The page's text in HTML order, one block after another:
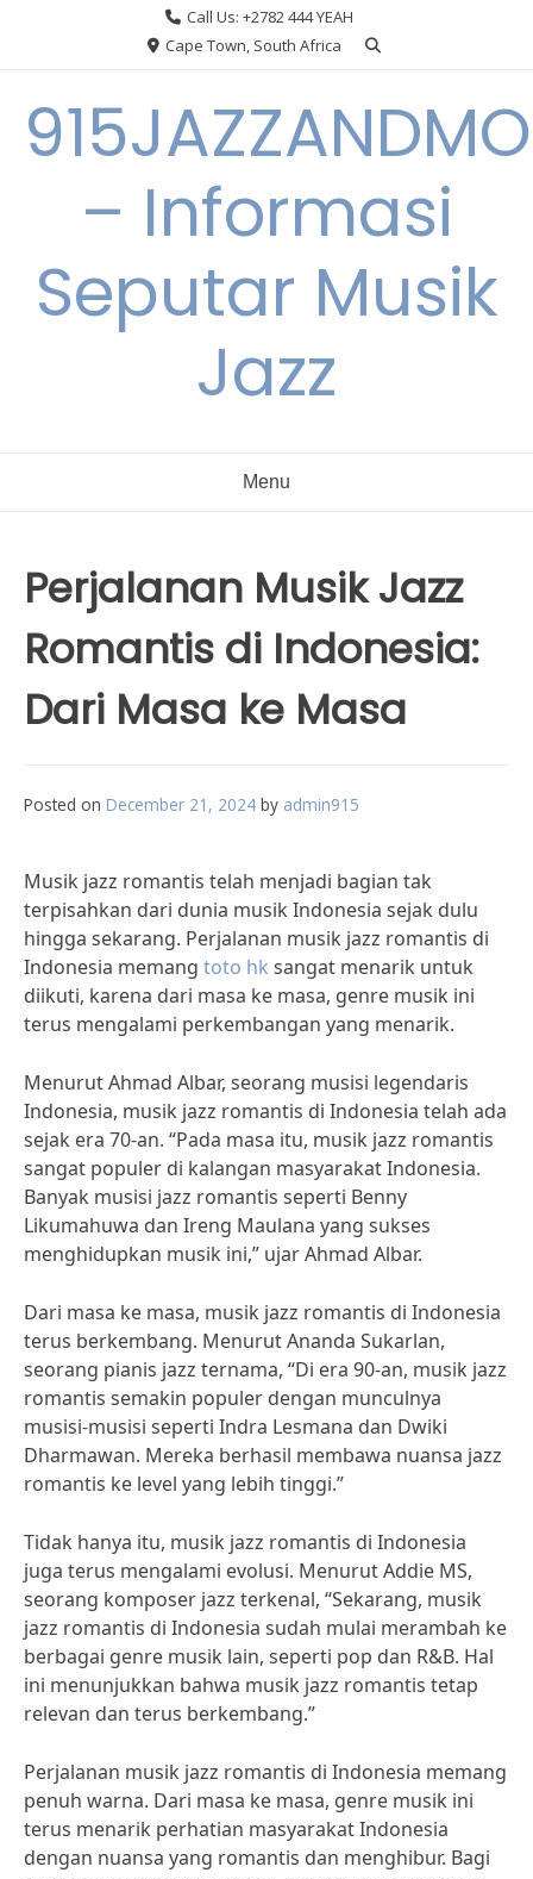
Call Us: +2782 444 YEAH
Cape Town, South Africa
– Informasi
Seputar Musik
Jazz
Menu
Perjalanan Musik Jazz
Romantis di Indonesia:
Dari Masa ke Masa
Posted on December 21, 2024 by admin915
Musik jazz romantis telah menjadi bagian tak
terpisahkan dari dunia musik Indonesia sejak dulu
hingga sekarang. Perjalanan musik jazz romantis di
Indonesia memang toto hk sangat menarik untuk
diikuti, karena dari masa ke masa, genre musik ini
terus mengalami perkembangan yang menarik.
Menurut Ahmad Albar, seorang musisi legendaris
Indonesia, musik jazz romantis di Indonesia telah ada
sejak era 70-an. “Pada masa itu, musik jazz romantis
sangat populer di kalangan masyarakat Indonesia.
Banyak musisi jazz romantis seperti Benny
Likumahuwa dan Ireng Maulana yang sukses
menghidupkan musik ini,” ujar Ahmad Albar.
Dari masa ke masa, musik jazz romantis di Indonesia
terus berkembang. Menurut Ananda Sukarlan,
seorang pianis jazz ternama, “Di era 90-an, musik jazz
romantis semakin populer dengan munculnya
musisi-musisi seperti Indra Lesmana dan Dwiki
Dharmawan. Mereka berhasil membawa nuansa jazz
romantis ke level yang lebih tinggi.”
Tidak hanya itu, musik jazz romantis di Indonesia
juga terus mengalami evolusi. Menurut Addie MS,
seorang komposer jazz terkenal, “Sekarang, musik
jazz romantis di Indonesia sudah mulai merambah ke
berbagai genre musik lain, seperti pop dan R&B. Hal
ini menunjukkan bahwa musik jazz romantis tetap
relevan dan terus berkembang.”
Perjalanan musik jazz romantis di Indonesia memang
penuh warna. Dari masa ke masa, genre musik ini
terus menarik perhatian masyarakat Indonesia
dengan nuansa yang romantis dan menghibur. Bagi